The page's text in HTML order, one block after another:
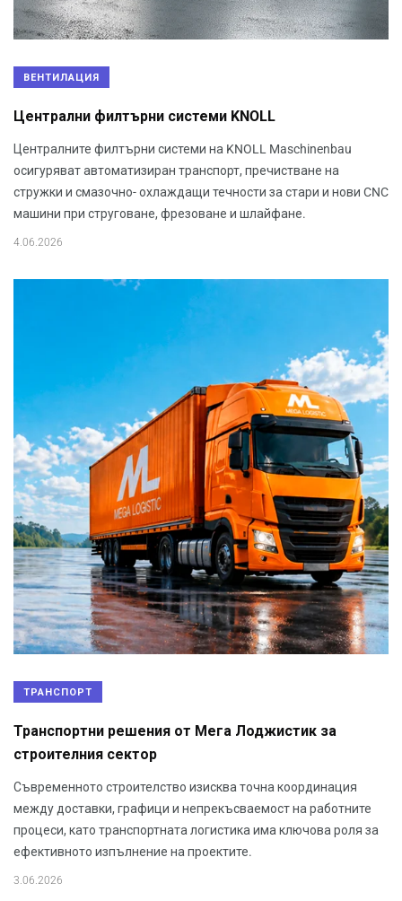
ВЕНТИЛАЦИЯ
Централни филтърни системи KNOLL
Централните филтърни системи на KNOLL Maschinenbau
осигуряват автоматизиран транспорт, пречистване на
стружки и смазочно- охлаждащи течности за стари и нови CNC
машини при струговане, фрезоване и шлайфане.
4.06.2026
ТРАНСПОРТ
Транспортни решения от Мега Лоджистик за
строителния сектор
Съвременното строителство изисква точна координация
между доставки, графици и непрекъсваемост на работните
процеси, като транспортната логистика има ключова роля за
ефективното изпълнение на проектите.
3.06.2026